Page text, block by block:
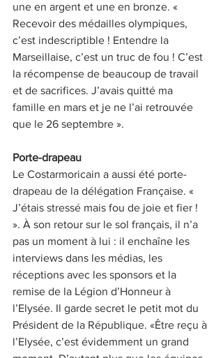
une en argent et une en bronze. «
Recevoir des médailles olympiques,
c’est indescriptible ! Entendre la
Marseillaise, c’est un truc de fou ! C’est
la récompense de beaucoup de travail
et de sacrifices. J’avais quitté ma
famille en mars et je ne l’ai retrouvée
que le 26 septembre ».
Porte-drapeau
Le Costarmoricain a aussi été porte-
drapeau de la délégation Française. «
J’étais stressé mais fou de joie et fier !
». À son retour sur le sol français, il n’a
pas un moment à lui : il enchaîne les
interviews dans les médias, les
réceptions avec les sponsors et la
remise de la Légion d’Honneur à
l’Elysée. Il garde secret le petit mot du
Président de la République. «Être reçu à
l’Elysée, c’est évidemment un grand